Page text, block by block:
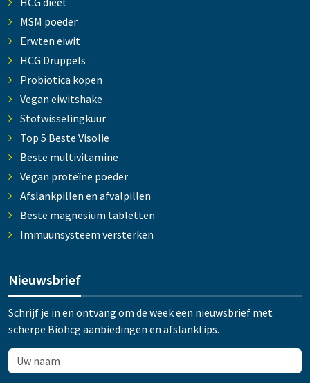
MSM poeder
Erwten eiwit
HCG Druppels
Probiotica kopen
Vegan eiwitshake
Stofwisselingkuur
Top 5 Beste Visolie
Beste multivitamine
Vegan proteïne poeder
Afslankpillen en afvalpillen
Beste magnesium tabletten
Immuunsysteem versterken
Nieuwsbrief
Schrijf je in en ontvang om de week een nieuwsbrief met
scherpe Biohcg aanbiedingen en afslanktips.